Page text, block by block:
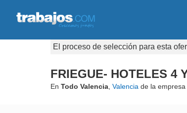
El proceso de selección para esta
FRIEGUE- HOTELES 4
En Todo Valencia Valencia de la empresa